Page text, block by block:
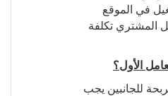
في الموقع
تكلفة
للجانبين يجب